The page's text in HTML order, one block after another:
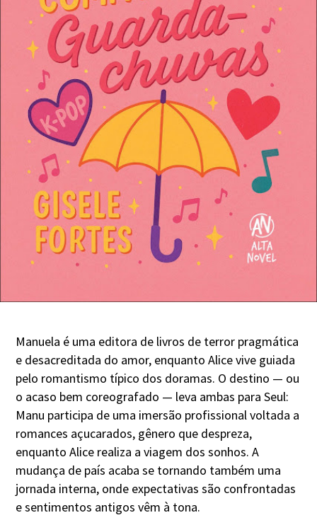
Manuela é uma editora de livros de terror pragmática
e desacreditada do amor, enquanto Alice vive guiada
pelo romantismo típico dos doramas. O destino — ou
o acaso bem coreografado — leva ambas para Seul:
Manu participa de uma imersão profissional voltada a
romances açucarados, gênero que despreza,
enquanto Alice realiza a viagem dos sonhos. A
mudança de país acaba se tornando também uma
jornada interna, onde expectativas são confrontadas
e sentimentos antigos vêm à tona.